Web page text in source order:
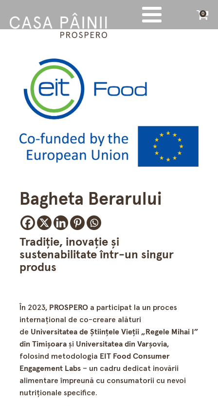
0
Bagheta Berarului
Tradiție, inovație și
sustenabilitate într-un singur
produs
În 2023, PROSPERO a participat la un proces
internațional de co-creare alături
de Universitatea de Științele Vieții „Regele Mihai I”
din Timișoara și Universitatea din Varșovia,
folosind metodologia EIT Food Consumer
Engagement Labs – un cadru dedicat inovării
alimentare împreună cu consumatorii cu nevoi
nutriționale specifice.